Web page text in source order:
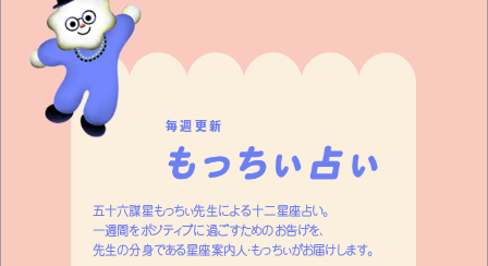
毎週更新
五十六謀星もっちぃ先生による十二星座占い。
一週間をポジティブに過ごすためのお告げを、
先生の分身である星座案内人・もっちぃがお届けします。